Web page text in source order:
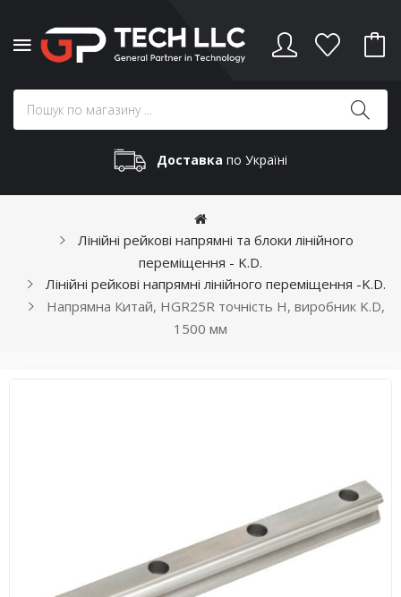
Доставка по Україні
Лінійні рейкові напрямні та блоки лінійного
переміщення - K.D.
Лінійні рейкові напрямні лінійного переміщення -K.D.
Напрямна Китай, HGR25R точність H, виробник K.D,
1500 мм